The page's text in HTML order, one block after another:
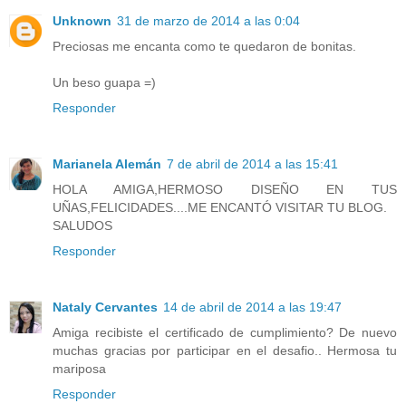
Unknown 31 de marzo de 2014 a las 0:04
Preciosas me encanta como te quedaron de bonitas.
Un beso guapa =)
Responder
Marianela Alemán 7 de abril de 2014 a las 15:41
HOLA AMIGA,HERMOSO DISEÑO EN TUS
UÑAS,FELICIDADES....ME ENCANTÓ VISITAR TU BLOG.
SALUDOS
Responder
Nataly Cervantes 14 de abril de 2014 a las 19:47
Amiga recibiste el certificado de cumplimiento? De nuevo
muchas gracias por participar en el desafio.. Hermosa tu
mariposa
Responder